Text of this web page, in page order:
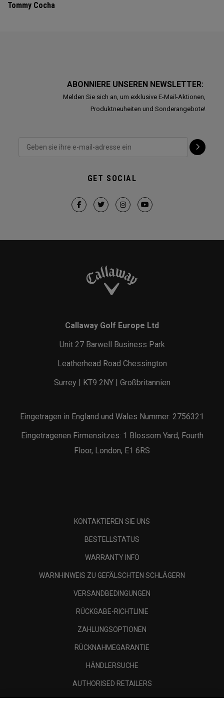
Tommy Cocha
ABONNIERE UNSEREN NEWSLETTER:
Melden Sie sich an, um exklusive E-Mail-Aktionen,
Produktneuheiten und Sonderangebote!
GET SOCIAL
Callaway Golf Europe Ltd
Unit 27 Barwell Business Park
Leatherhead Road Chessington
Surrey | KT9 2NY | Großbritannien
Eingetragen in England und Wales Nummer: 2756321
Eingetragenen Firmensitzes: 1 Blossom Yard, Fourth
Floor, London, E1 6RS
KONTAKTIEREN SIE UNS
BESTELLSTATUS
WARRANTY INFO
WARNHINWEIS ZU GEFÄLSCHTEN SCHLÄGERN
VERSANDBEDINGUNGEN
RÜCKGABE-RICHTLINIE
ZAHLUNGSOPTIONEN
RÜCKNAHMEGARANTIE
HÄNDLERSUCHE
AUTHORISED RETAILERS